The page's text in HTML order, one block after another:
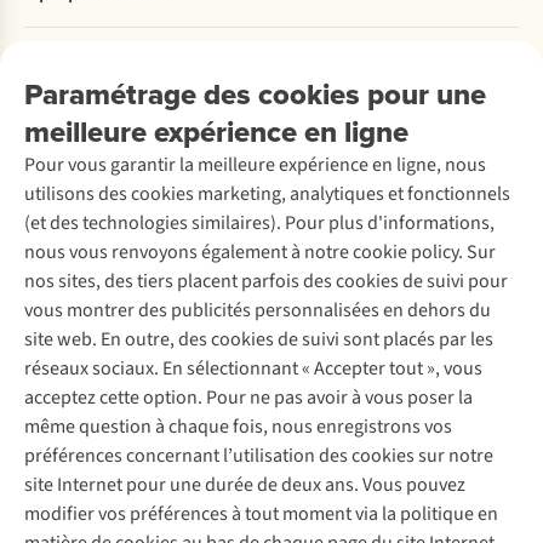
Paramétrage des cookies pour une
meilleure expérience en ligne
Pour vous garantir la meilleure expérience en ligne, nous
utilisons des cookies marketing, analytiques et fonctionnels
(et des technologies similaires). Pour plus d'informations,
nous vous renvoyons également à notre cookie policy. Sur
nos sites, des tiers placent parfois des cookies de suivi pour
vous montrer des publicités personnalisées en dehors du
site web. En outre, des cookies de suivi sont placés par les
réseaux sociaux. En sélectionnant « Accepter tout », vous
acceptez cette option. Pour ne pas avoir à vous poser la
même question à chaque fois, nous enregistrons vos
préférences concernant l’utilisation des cookies sur notre
site Internet pour une durée de deux ans. Vous pouvez
modifier vos préférences à tout moment via la politique en
Payer
Retourner
Rétractation d'une commande
Entretien & réparations
Garantie
Contactez-nous
Entreprise responsable
À propos d’Ayacucho
Nos magasins
À propos d’A.S.Adventure
Déclaration d'accessibilité
Location / Location sports d’hiver
Seconde-main
Entretien de ski
Service de lavage
Entretien de chaussures
Réparation de chaussures
Réparation de vêtements
Retouches
Pour les entreprises
Découvrez
A.S.Magazine
Explore Camp
Gear Check
Expertise & conseils
Abonnez-vous à la newsletter
Suivez-nous
Mentions légales Politique de confidentialité